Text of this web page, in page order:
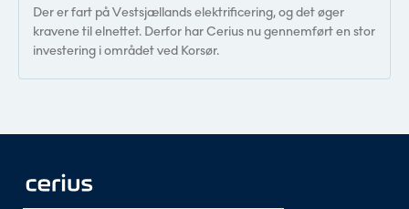
Der er fart på Vestsjællands elektrificering, og det øger
kravene til elnettet. Derfor har Cerius nu gennemført en stor
investering i området ved Korsør.